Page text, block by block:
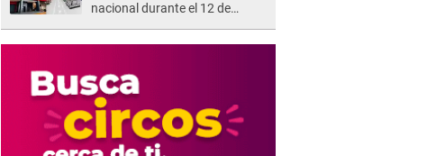
nacional durante el 12 de